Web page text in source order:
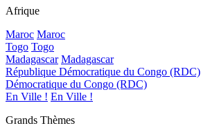
Afrique
Maroc Maroc
Togo Togo
Madagascar Madagascar
République Démocratique du Congo (RDC)
Démocratique du Congo (RDC)
En Ville ! En Ville !
Grands Thèmes